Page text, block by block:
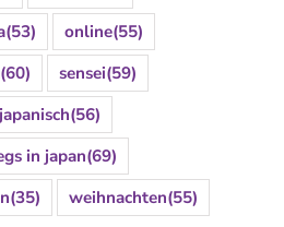
(53) online(55)
(60) sensei(59)
(56)
in japan(69)
(35) weihnachten(55)